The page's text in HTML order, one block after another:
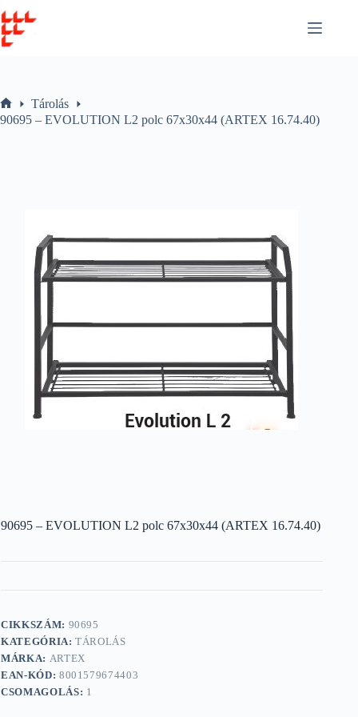
to
content
Home
Tárolás
90695 – EVOLUTION L2 polc 67x30x44 (ARTEX 16.74.40)
90695 – EVOLUTION L2 polc 67x30x44 (ARTEX 16.74.40)
CIKKSZÁM: 90695
KATEGÓRIA:TÁROLÁS
MÁRKA: ARTEX
EAN-KÓD: 8001579674403
CSOMAGOLÁS: 1